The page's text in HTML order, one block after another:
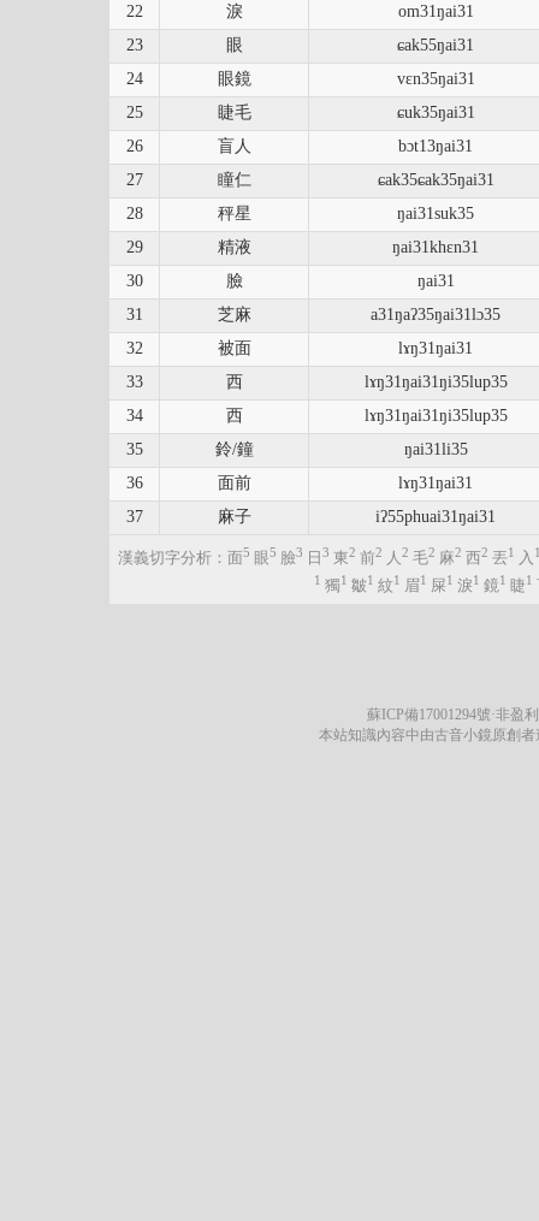
22
淚
om31ŋai31
23
眼
ɕak55ŋai31
24
眼鏡
vɛn35ŋai31
25
睫毛
ɕuk35ŋai31
26
盲人
bɔt13ŋai31
27
瞳仁
ɕak35ɕak35ŋai31
28
秤星
ŋai31suk35
29
精液
ŋai31khɛn31
30
臉
ŋai31
31
芝麻
a31ŋaʔ35ŋai31lɔ35
32
被面
lɤŋ31ŋai31
33
西
lɤŋ31ŋai31ŋi35lup35
34
西
lɤŋ31ŋai31ŋi35lup35
35
鈴/鐘
ŋai31li35
36
面前
lɤŋ31ŋai31
37
麻子 iʔ55phuai31ŋai31
漢義切字分析：面5 眼5 臉3 日 3 東2 前2 人2 毛2 麻2 西2 丟1 入
1 獨1 皺1 紋1 眉1 屎1 淚1 鏡1 睫1
蘇ICP備17001294號·非盈
本站知識內容中由古音小鏡原創